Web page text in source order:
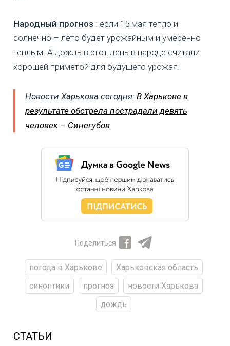
Народный прогноз : если 15 мая тепло и
солнечно – лето будет урожайным и умеренно
теплым. А дождь в этот день в народе считали
хорошей приметой для будущего урожая.
Новости Харькова сегодня: В Харькове в
результате обстрела пострадали девять
человек – Синегубов
Поделиться
погода в Харькове
Харьковская область
синоптики
прогноз
новости Харькова
дождь
СТАТЬИ